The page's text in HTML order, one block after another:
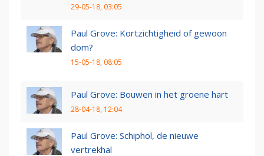
29-05-18, 03:05
Paul Grove: Kortzichtigheid of gewoon
dom?
15-05-18, 08:05
Paul Grove: Bouwen in het groene hart
28-04-18, 12:04
Paul Grove: Schiphol, de nieuwe
vertrekhal